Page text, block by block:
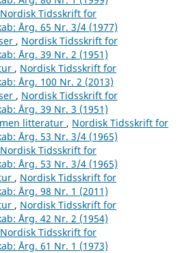
Nordisk Tidsskrift for
Årg. 65 Nr. 3/4 (1977)
, Nordisk Tidsskrift for
Årg. 39 Nr. 2 (1951)
, Nordisk Tidsskrift for
Årg. 100 Nr. 2 (2013)
, Nordisk Tidsskrift for
Årg. 39 Nr. 3 (1951)
litteratur , Nordisk Tidsskrift for
Årg. 53 Nr. 3/4 (1965)
Nordisk Tidsskrift for
Årg. 53 Nr. 3/4 (1965)
, Nordisk Tidsskrift for
Årg. 98 Nr. 1 (2011)
, Nordisk Tidsskrift for
Årg. 42 Nr. 2 (1954)
Nordisk Tidsskrift for
Årg. 61 Nr. 1 (1973)